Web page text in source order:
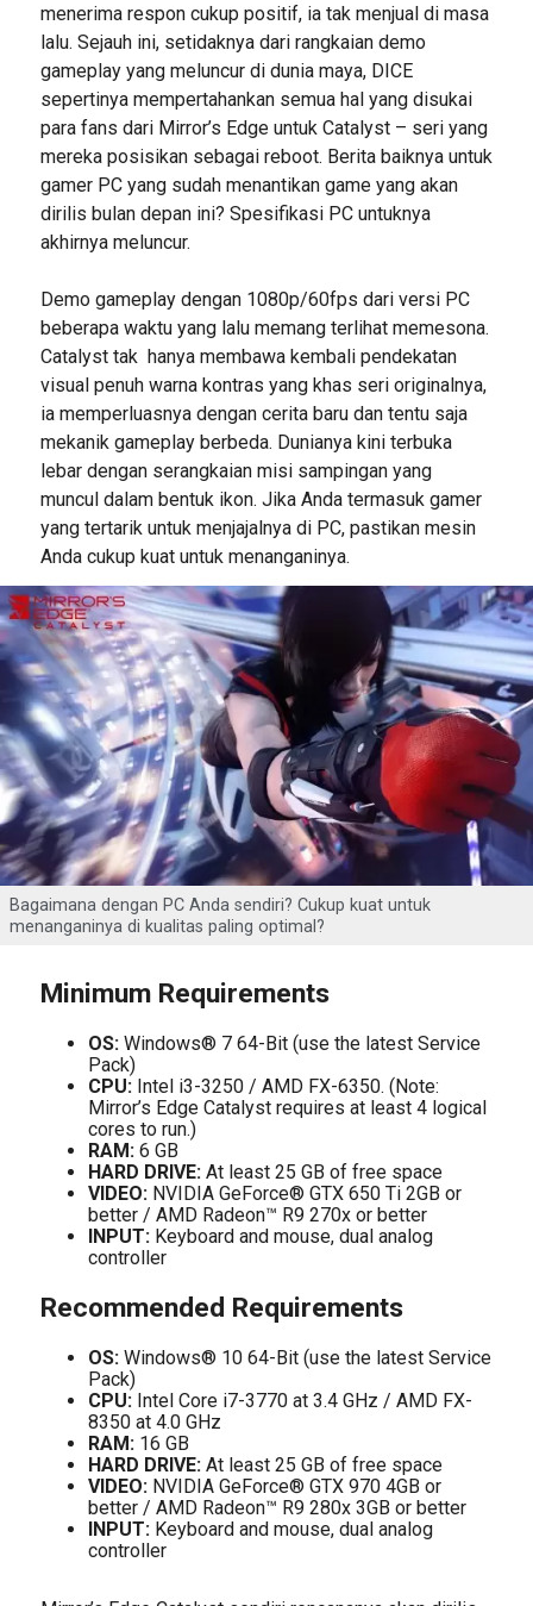
menerima respon cukup positif, ia tak menjual di masa
lalu. Sejauh ini, setidaknya dari rangkaian demo
gameplay yang meluncur di dunia maya, DICE
sepertinya mempertahankan semua hal yang disukai
para fans dari Mirror’s Edge untuk Catalyst – seri yang
mereka posisikan sebagai reboot. Berita baiknya untuk
gamer PC yang sudah menantikan game yang akan
dirilis bulan depan ini? Spesifikasi PC untuknya
akhirnya meluncur.
Demo gameplay dengan 1080p/60fps dari versi PC
beberapa waktu yang lalu memang terlihat memesona.
Catalyst tak hanya membawa kembali pendekatan
visual penuh warna kontras yang khas seri originalnya,
ia memperluasnya dengan cerita baru dan tentu saja
mekanik gameplay berbeda. Dunianya kini terbuka
lebar dengan serangkaian misi sampingan yang
muncul dalam bentuk ikon. Jika Anda termasuk gamer
yang tertarik untuk menjajalnya di PC, pastikan mesin
Anda cukup kuat untuk menanganinya.
Bagaimana dengan PC Anda sendiri? Cukup kuat untuk
menanganinya di kualitas paling optimal?
Minimum Requirements
OS:Windows® 7 64-Bit (use the latest Service
Pack)
CPU:Intel i3-3250 / AMD FX-6350. (Note:
Mirror’s Edge Catalyst requires at least 4 logical
cores to run.)
RAM:6 GB
HARD DRIVE:At least 25 GB of free space
VIDEO:NVIDIA GeForce® GTX 650 Ti 2GB or
better / AMD Radeon™ R9 270x or better
INPUT:Keyboard and mouse, dual analog
controller
Recommended Requirements
OS:Windows® 10 64-Bit (use the latest Service
Pack)
CPU:Intel Core i7-3770 at 3.4 GHz / AMD FX-
8350 at 4.0 GHz
RAM:16 GB
HARD DRIVE:At least 25 GB of free space
VIDEO:NVIDIA GeForce® GTX 970 4GB or
better / AMD Radeon™ R9 280x 3GB or better
INPUT:Keyboard and mouse, dual analog
controller